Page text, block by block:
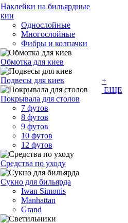
Наклейки на бильярдные
кии
Однослойные
Многослойные
Фибры и колпачки
Обмотка для киев
Подвесы для киев
Покрывала для столов
7 футов
8 футов
9 футов
10 футов
12 футов
Средства по уходу
Сукно для бильярда
Iwan Simonis
Manhattan
Grand
+
ЕЩЕ